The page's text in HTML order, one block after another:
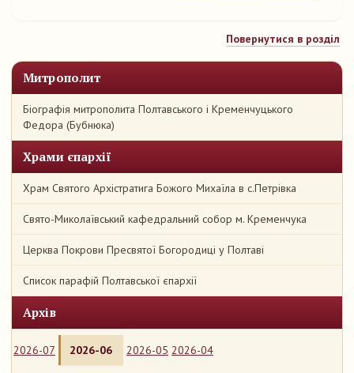
Митрополит
Біографія митрополита Полтавського і Кременчуцького
Федора (Бубнюка)
Храми єпархії
Храм Святого Архістратига Божого Михаїла в с.Петрівка
Свято-Миколаївський кафедральний собор м. Кременчука
Церква Покрови Пресвятої Богородиці у Полтаві
Список парафій Полтавської єпархії
Архів
2026-07 2026-06 2026-05 2026-04
Повернутися в розділ